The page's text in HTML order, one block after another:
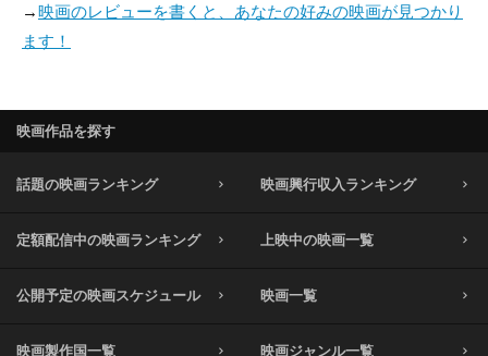
→映画のレビューを書くと、あなたの好みの映画が見つかり
ます！
映画作品を探す
話題の映画ランキング 映画興行収入ランキング
定額配信中の映画ランキング 上映中の映画一覧
公開予定の映画スケジュール 映画一覧
映画製作国一覧 映画ジャンル一覧